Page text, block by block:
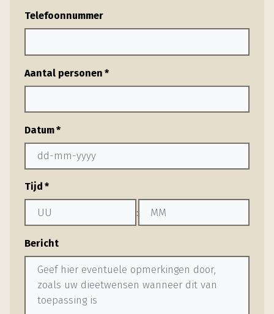
Telefoonnummer
Aantal personen *
Datum*
dash
MM
dash
JJJJ
Tijd *
:
Bericht